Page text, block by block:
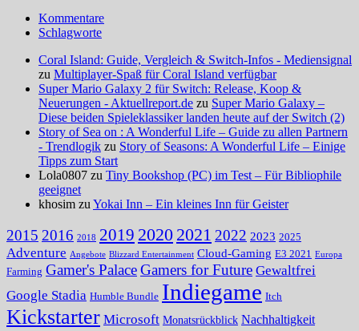
Kommentare
Schlagworte
Coral Island: Guide, Vergleich & Switch-Infos - Mediensignal
zu Multiplayer-Spaß für Coral Island verfügbar
Super Mario Galaxy 2 für Switch: Release, Koop &
Neuerungen - Aktuellreport.de zu Super Mario Galaxy –
Diese beiden Spieleklassiker landen heute auf der Switch (2)
Story of Sea on : A Wonderful Life – Guide zu allen Partnern
- Trendlogik zu Story of Seasons: A Wonderful Life – Einige
Tipps zum Start
Lola0807 zu Tiny Bookshop (PC) im Test – Für Bibliophile
geeignet
khosim zuYokai Inn – Ein kleines Inn für Geister
2015 2016 2018 2019 2020 2021 2022 2023 2025
Adventure Angebote Blizzard Entertainment Cloud-Gaming E3 2021 Europa
Farming Gamer's PalaceGamers for Future Gewaltfrei
Google Stadia Humble Bundle Indiegame Itch
Kickstarter Microsoft Monatsrückblick Nachhaltigkeit